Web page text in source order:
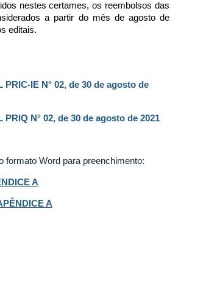
nestes certames, os reembolsos das
a partir do mês de agosto de
editais.
PRIC-IE N° 02, de 30 de agosto de
PRIQ N° 02, de 30 de agosto de 2021
formato Word para preenchimento:
A
A